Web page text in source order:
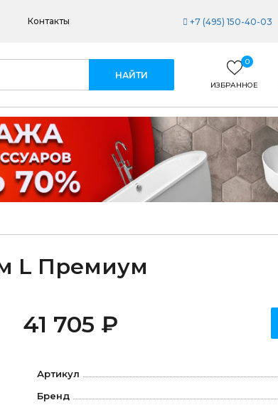
Контакты +7 (495) 150-40-03
0
ИЗБРАННОЕ
L Премиум
41 705 ₽
Артикул
Бренд